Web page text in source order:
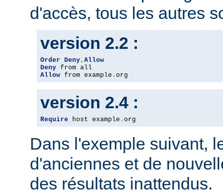
d'accès, tous les autres
version 2.2 :
Order Deny, Allow
Deny
Allow from example . org
version 2.4 :
Require host example . org
Dans l'exemple suivant,
d'anciennes et de
des résultats inattendus.